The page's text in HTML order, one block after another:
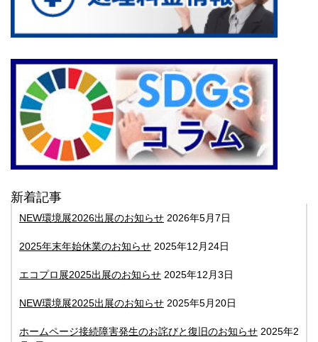
新着記事
NEW環境展2026出展のお知らせ 2026年5月7日
2025年末年始休業のお知らせ 2025年12月24日
エコプロ展2025出展のお知らせ 2025年12月3日
NEW環境展2025出展のお知らせ 2025年5月20日
ホームページ接続障害発生のお詫びと復旧のお知らせ 2025年2